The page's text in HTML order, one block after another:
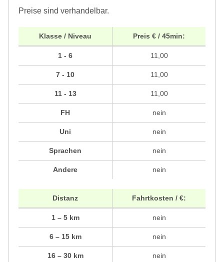
Preise sind verhandelbar.
Klasse / Niveau
1 - 6
7 - 10
11 - 13
FH
Uni
Sprachen
Andere
Preis € / 45min:
11,00
11,00
11,00
nein
nein
nein
nein
Distanz
1 – 5 km
6 – 15 km
16 – 30 km
Fahrtkosten / €:
nein
nein
nein